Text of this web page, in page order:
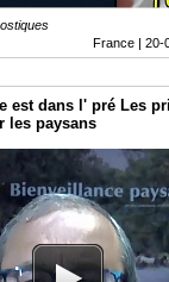
France | 20-
est dans l' pré Les
les paysans